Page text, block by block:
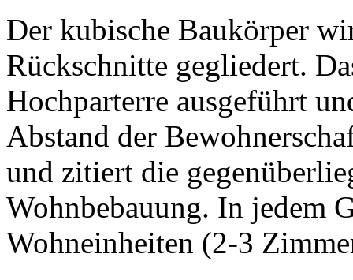
Der kubische Baukörper
Rückschnitte gegliedert.
Hochparterre ausgeführt
Abstand der
und zitiert die
Wohnbebauung. In jedem
Wohneinheiten (2-3